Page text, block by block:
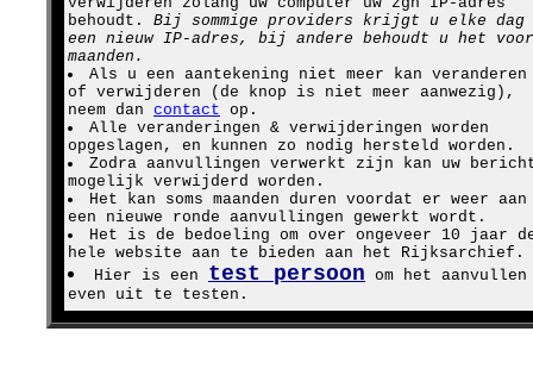
behoudt. Bij sommige providers krijgt u elke dag
een nieuw IP-adres, bij andere behoudt u het voor
maanden.
Als u een aantekening niet meer kan veranderen
of verwijderen (de knop is niet meer aanwezig),
neem dan contact op.
Alle veranderingen & verwijderingen worden
opgeslagen, en kunnen zo nodig hersteld worden.
Zodra aanvullingen verwerkt zijn kan uw
mogelijk verwijderd worden.
Het kan soms maanden duren voordat er weer aan
een nieuwe ronde aanvullingen gewerkt wordt.
Het is de bedoeling om over ongeveer 10 jaar
hele website aan te bieden aan het Rijksarchief.
Hier is een test persoon om het aanvullen
even uit te testen.